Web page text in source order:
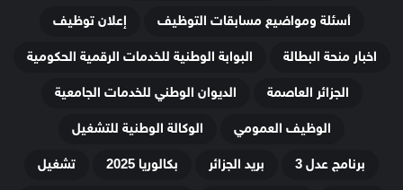
أسئلة ومواضيع مسابقات التوظيف
إعلان توظيف
اخبار منحة البطالة
البوابة الوطنية للخدمات الرقمية الحكومية
الجزائر العاصمة
الديوان الوطني للخدمات الجامعية
الوظيف العمومي
الوكالة الوطنية للتشغيل
برنامج عدل 3
بريد الجزائر بكالوريا 2025
تشغيل